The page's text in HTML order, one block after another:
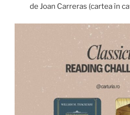
de Joan Carreras (cartea în